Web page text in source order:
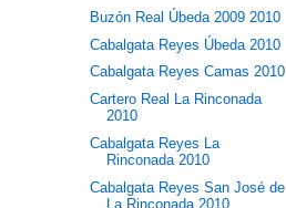
Buzón Real Úbeda 2009 2010
Cabalgata Reyes Úbeda 2010
Cabalgata Reyes Camas 2010
Cartero Real La Rinconada
2010
Cabalgata Reyes La
Rinconada 2010
Cabalgata Reyes San José de
La Rinconada 2010